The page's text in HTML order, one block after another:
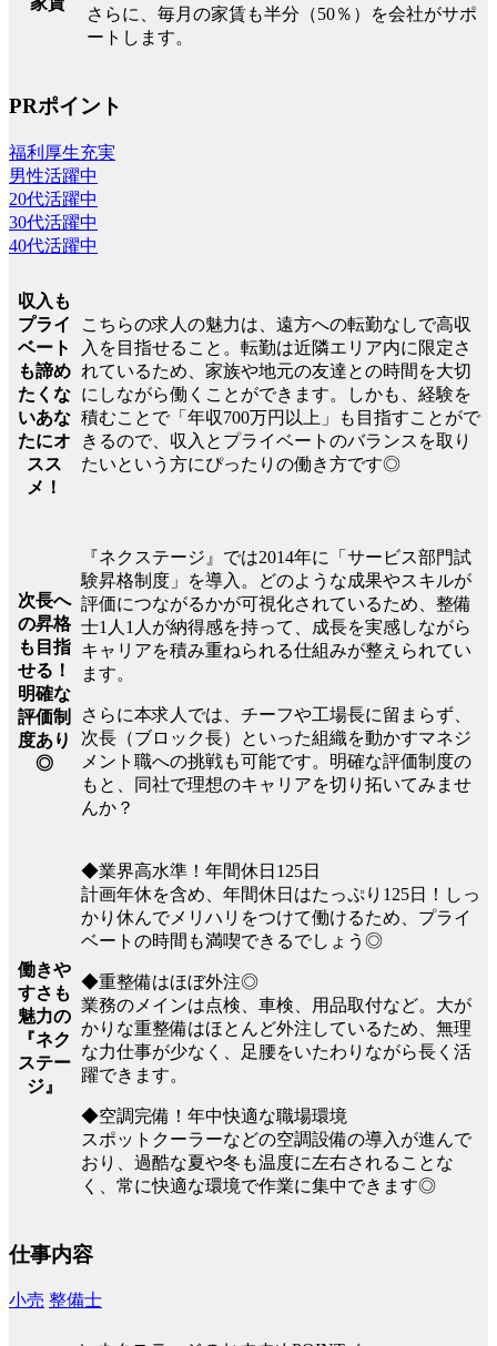
さらに、毎月の家賃も半分（50％）を会社がサポ
ートします。
PRポイント
福利厚生充実
男性活躍中
20代活躍中
30代活躍中
40代活躍中
収入も
プライ
ベート
も諦め
たくな
いあな
たにオ
スス
メ！
こちらの求人の魅力は、遠方への転勤なしで高収
入を目指せること。転勤は近隣エリア内に限定さ
れているため、家族や地元の友達との時間を大切
にしながら働くことができます。しかも、経験を
積むことで「年収700万円以上」も目指すことがで
きるので、収入とプライベートのバランスを取り
たいという方にぴったりの働き方です◎
次長へ
の昇格
も目指
せる！
明確な
評価制
度あり
◎
『ネクステージ』では2014年に「サービス部門試
験昇格制度」を導入。どのような成果やスキルが
評価につながるかが可視化されているため、整備
士1人1人が納得感を持って、成長を実感しながら
キャリアを積み重ねられる仕組みが整えられてい
ます。
さらに本求人では、チーフや工場長に留まらず、
次長（ブロック長）といった組織を動かすマネジ
メント職への挑戦も可能です。明確な評価制度の
もと、同社で理想のキャリアを切り拓いてみませ
んか？
働きや
すさも
魅力の
『ネク
ステー
ジ』
◆業界高水準！年間休日125日
計画年休を含め、年間休日はたっぷり125日！しっ
かり休んでメリハリをつけて働けるため、プライ
ベートの時間も満喫できるでしょう◎
◆重整備はほぼ外注◎
業務のメインは点検、車検、用品取付など。大が
かりな重整備はほとんど外注しているため、無理
な力仕事が少なく、足腰をいたわりながら長く活
躍できます。
◆空調完備！年中快適な職場環境
スポットクーラーなどの空調設備の導入が進んで
おり、過酷な夏や冬も温度に左右されることな
く、常に快適な環境で作業に集中できます◎
仕事内容
小売 整備士